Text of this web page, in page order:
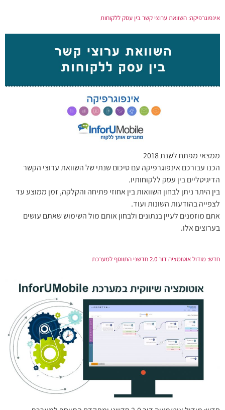
אינפוגרפיקה: השוואת ערוצי קשר בין עסק ללקוחות
ממצאי מפתח לשנת 2018
הכנו עבורכם אינפוגרפיקה עם סיכום שנתי של השוואת ערוצי הקשר
הדיגיטליים בין עסק ללקוחותיו.
בין היתר ניתן לבחון השוואות בין אחוזי פתיחה והקלקה, זמן ממוצע עד
לצפייה בהודעות השונות ועוד.
אתם מוזמנים לעיין בנתונים ולבחון אותם מול השימוש שאתם עושים
בערוצים אלו.
חדש: מודול אוטומציה דור 2.0 חדשני התווסף למערכת